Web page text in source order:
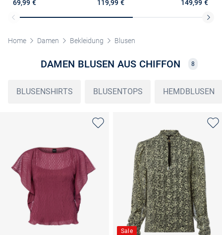
69,99 €
119,99 €
149,99 €
Home Damen Bekleidung Blusen
DAMEN BLUSEN AUS CHIFFON 8
BLUSENSHIRTS BLUSENTOPS HEMDBLUSEN
Sale